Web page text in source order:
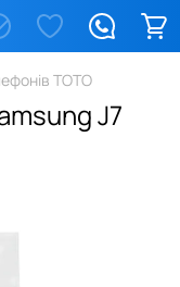
TOTO
J7